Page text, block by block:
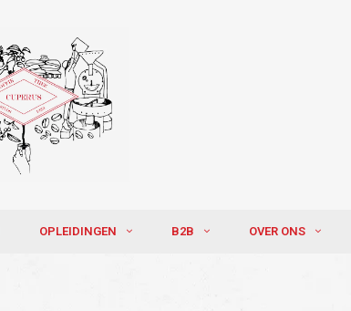
OPLEIDINGEN B2B OVER ONS